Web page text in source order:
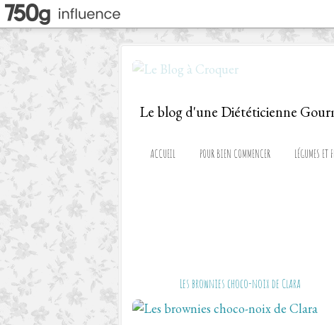
ACCUEIL POUR BIEN COMMENCER LÉGUMES ET
Les brownies choco-noix de Clara